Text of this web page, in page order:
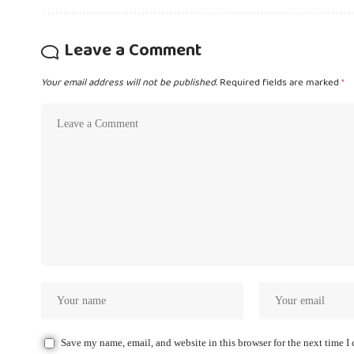
Leave a Comment
Your email address will not be published.Required fields are marked*
Save my name, email, and website in this browser for the next time I